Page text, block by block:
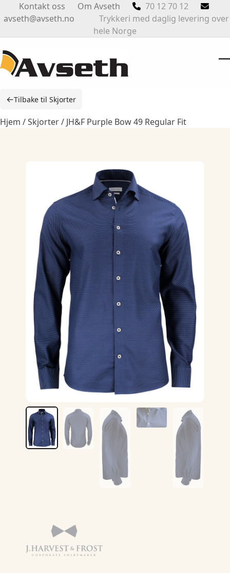
to
Kontakt oss Om Avseth
70 12 70 12
avseth@avseth.no Trykkeri med daglig levering over
hele Norge
←Tilbake til Skjorter
Hjem /Skjorter/ JH&F Purple Bow 49 Regular Fit